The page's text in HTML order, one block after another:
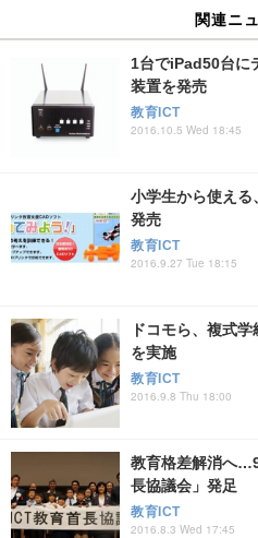
関連ニ
1台でiPad50台に
装置を発売
教育ICT
2016.10.5 Wed 18:45
小学生から使える
発売
教育ICT
2016.9.27 Tue 18:15
ドコモら、複式
を実施
教育ICT
2016.9.8 Thu 18:00
教育格差解消へ
長協議会」発足
教育ICT
2016.8.3 Wed 17:45